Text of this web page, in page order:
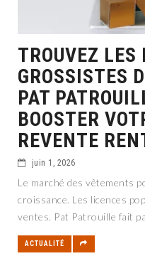
TROUVEZ LES
GROSSISTES
PAT
BOOSTER
REVENTE
juin 1, 2026
Le marché des vêtements
croissance. Les licences
ventes. Pat Patrouille fait
ACTUALITÉ